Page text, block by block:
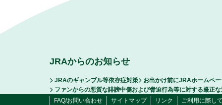
JRAからのお知らせ
JRAのギャンブル等依存症対策
お出かけ前にJRAホームペ
ファンからの悪質な誹謗中傷および脅迫行為等に対する厳正
FAQ/お問い合わせ
サイトマップ リンク ご利用に際し